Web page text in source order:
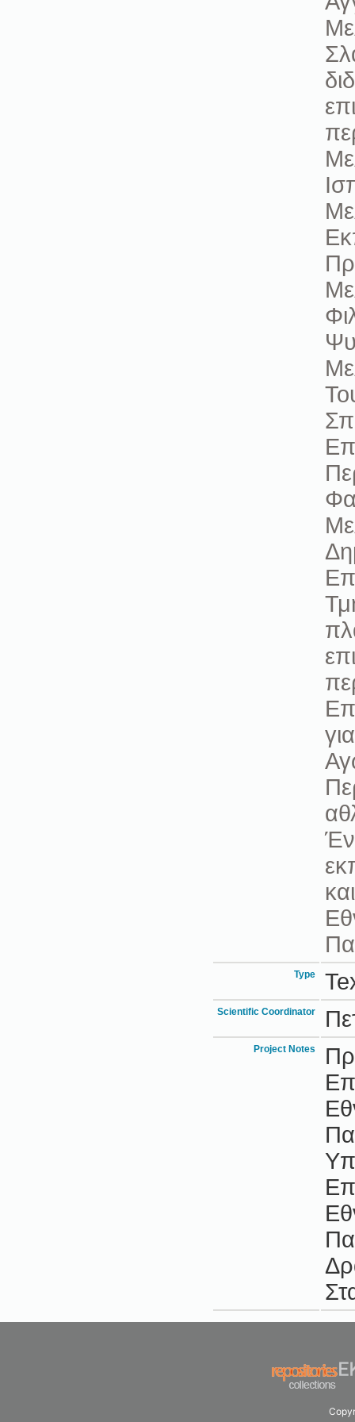
Type
Scientific Coordinator
Project Notes